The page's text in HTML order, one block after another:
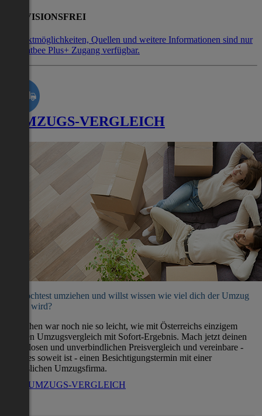
PROVISIONSFREI
Kontaktmöglichkeiten, Quellen und weitere Informationen sind nur
mit Flatbee Plus+ Zugang verfügbar.
UMZUGS-VERGLEICH
Du möchtest umziehen und willst wissen wie viel dich der Umzug
kosten wird?
Umziehen war noch nie so leicht, wie mit Österreichs einzigem
direkten Umzugsvergleich mit Sofort-Ergebnis. Mach jetzt deinen
kostenlosen und unverbindlichen Preisvergleich und vereinbare -
wenn es soweit ist - einen Besichtigungstermin mit einer
verlässlichen Umzugsfirma.
ZUM UMZUGS-VERGLEICH